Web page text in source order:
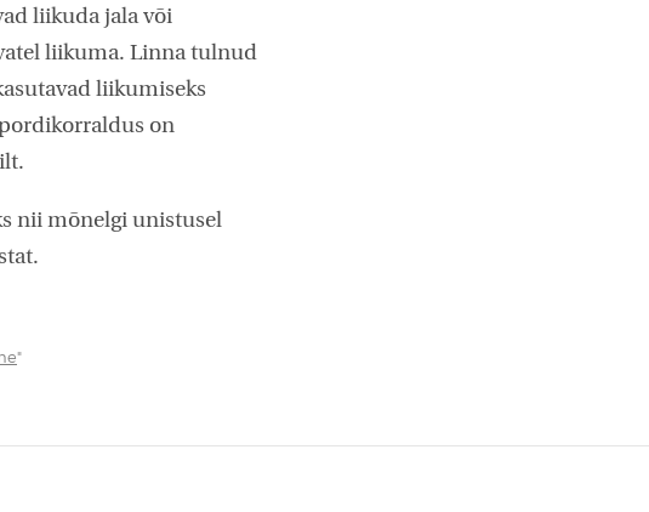
liikuda jala või
liikuma. Linna tulnud
liikumiseks
on
nii mõnelgi unistusel
"